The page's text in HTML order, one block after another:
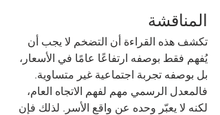
المناقشة
تكشف هذه القراءة أن التضخم لا يجب أن
يُفهم فقط بوصفه ارتفاعًا عامًا في الأسعار،
بل بوصفه تجربة اجتماعية غير متساوية.
فالمعدل الرسمي مهم لفهم الاتجاه العام،
لكنه لا يعبّر وحده عن واقع الأسر. لذلك فإن